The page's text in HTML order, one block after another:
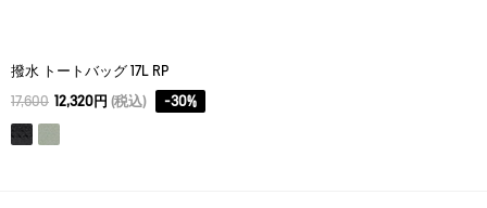
撥水 トートバッグ 17L RP
17,600 12,320円 (税込) -30%